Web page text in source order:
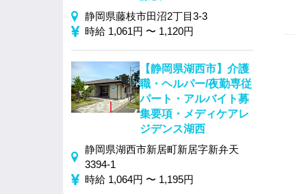
静岡県藤枝市田沼2丁目3-3
時給 1,061円 〜 1,120円
【静岡県湖西市】介護
職・ヘルパー/夜勤専従
パート・アルバイト募
集要項・メディケアレ
ジデンス湖西
静岡県湖西市新居町新居字新弁天
3394-1
時給 1,064円 〜 1,195円